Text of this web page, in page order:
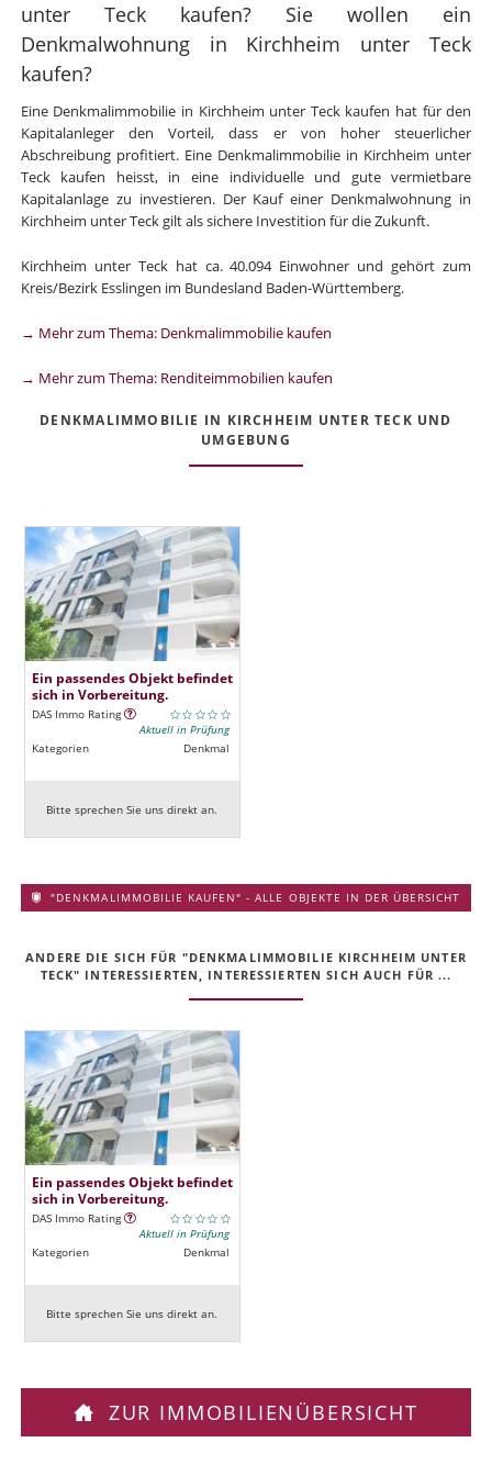
unter Teck kaufen? Sie wollen ein
Denkmalwohnung in Kirchheim unter Teck
kaufen?
Eine Denkmalimmobilie in Kirchheim unter Teck kaufen hat für den
Kapitalanleger den Vorteil, dass er von hoher steuerlicher
Abschreibung profitiert. Eine Denkmalimmobilie in Kirchheim unter
Teck kaufen heisst, in eine individuelle und gute vermietbare
Kapitalanlage zu investieren. Der Kauf einer Denkmalwohnung in
Kirchheim unter Teck gilt als sichere Investition für die Zukunft.
Kirchheim unter Teck hat ca. 40.094 Einwohner und gehört zum
Kreis/Bezirk Esslingen im Bundesland Baden-Württemberg.
→ Mehr zum Thema: Denkmalimmobilie kaufen
→ Mehr zum Thema: Renditeimmobilien kaufen
DENKMALIMMOBILIE IN KIRCHHEIM UNTER TECK UND
UMGEBUNG
Ein passendes Objekt befindet
sich in Vorbereitung.
DAS Immo Rating
Aktuell in Prüfung
Kategorien
Denkmal
Bitte sprechen Sie uns direkt an.
"DENKMALIMMOBILIE KAUFEN" - ALLE OBJEKTE IN DER ÜBERSICHT
ANDERE DIE SICH FÜR "DENKMALIMMOBILIE KIRCHHEIM UNTER
TECK" INTERESSIERTEN, INTERESSIERTEN SICH AUCH FÜR ...
Ein passendes Objekt befindet
sich in Vorbereitung.
DAS Immo Rating
Aktuell in Prüfung
Kategorien
Denkmal
Bitte sprechen Sie uns direkt an.
ZUR IMMOBILIENÜBERSICHT